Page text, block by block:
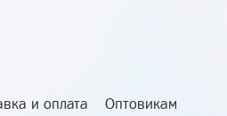
и оплата Оптовикам